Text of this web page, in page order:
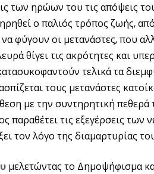
των ηρώων του τις απόψεις
ο παλιός τρόπος ζωής,
φύγουν οι μετανάστες, που
θίγει τις ακρότητες και
τελικά τα
τους μετανάστες
με την συντηρητική πεθερά
παραθέτει τις εξεγέρσεις
τον λόγο της διαμαρτυρίας
μελετώντας το Δημοψήφισμα